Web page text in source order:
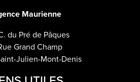
Maurienne
du Pré de Pâques
Grand Champ
Julien-Mont-Denis